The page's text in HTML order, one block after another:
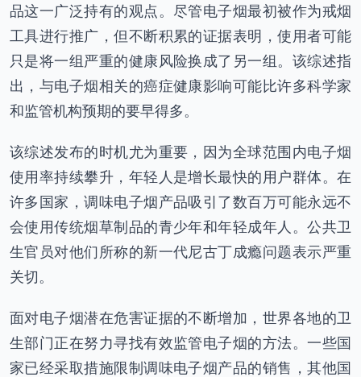
品这一广泛持有的观点。尽管电子烟最初被作为戒烟
工具进行推广，但不断积累的证据表明，使用者可能
只是将一组严重的健康风险换成了另一组。该综述指
出，与电子烟相关的癌症健康影响可能比许多科学家
和监管机构预期的要早得多。
该综述发布的时机尤为重要，因为全球范围内电子烟
使用率持续攀升，年轻人是增长最快的用户群体。在
许多国家，调味电子烟产品吸引了数百万可能永远不
会使用传统烟草制品的青少年和年轻成年人。公共卫
生官员对他们所称的新一代尼古丁成瘾问题表示严重
关切。
面对电子烟潜在危害证据的不断增加，世界各地的卫
生部门正在努力寻找有效监管电子烟的方法。一些国
家已经采取措施限制调味电子烟产品的销售，其他国